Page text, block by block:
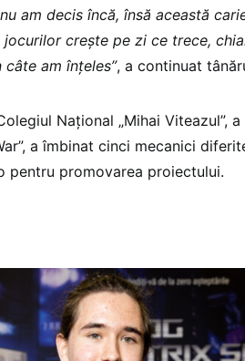
am decis încă, însă această
crește pe zi ce trece,
am înțeles”, a continuat
Național „Mihai Viteazul”,
a îmbinat cinci mecanici
pentru promovarea proiectului.